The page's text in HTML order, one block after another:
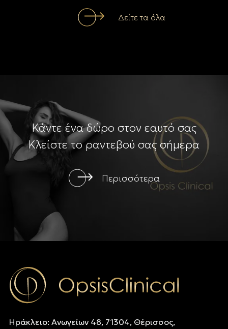
Δείτε τα όλα
Κάντε ένα δώρο στον εαυτό σας
Κλείστε το ραντεβού σας σήμερα
Περισσότερα
Ηράκλειο: Ανωγείων 48, 71304, Θέρισσος,